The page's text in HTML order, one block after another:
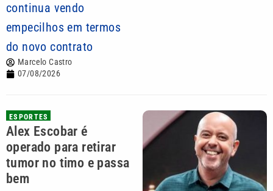
continua vendo
empecilhos em termos
do novo contrato
Marcelo Castro
07/08/2026
ESPORTES
Alex Escobar é
operado para retirar
tumor no timo e passa
bem